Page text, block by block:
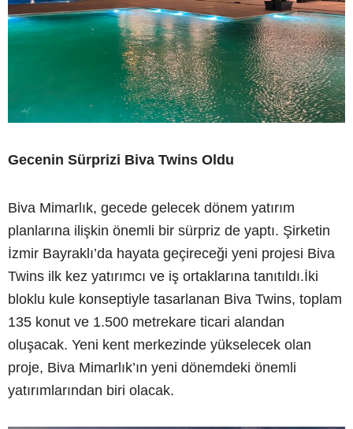
Gecenin Sürprizi Biva Twins Oldu
Biva Mimarlık, gecede gelecek dönem yatırım
planlarına ilişkin önemli bir sürpriz de yaptı. Şirketin
İzmir Bayraklı’da hayata geçireceği yeni projesi Biva
Twins ilk kez yatırımcı ve iş ortaklarına tanıtıldı.İki
bloklu kule konseptiyle tasarlanan Biva Twins, toplam
135 konut ve 1.500 metrekare ticari alandan
oluşacak. Yeni kent merkezinde yükselecek olan
proje, Biva Mimarlık’ın yeni dönemdeki önemli
yatırımlarından biri olacak.